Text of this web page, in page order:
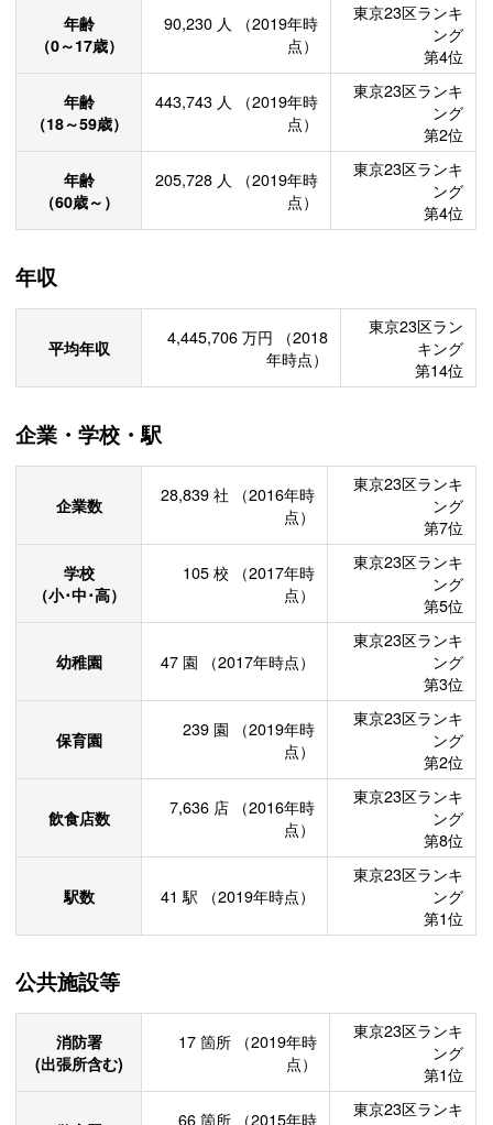
年齢
（0～17歳）
90,230 人
（2019年時
点）
東京23区ランキ
ング
第4位
年齢
（18～59歳）
443,743 人
（2019年時
点）
東京23区ランキ
ング
第2位
年齢
（60歳～）
205,728 人
（2019年時
点）
東京23区ランキ
ング
第4位
年収
平均年収 4,445,706 万円
（2018
年時点）
東京23区ラン
キング
第14位
企業・学校・駅
企業数 28,839 社
（2016年時
点）
東京23区ランキ
ング
第7位
学校
（小･中･高）
105 校
（2017年時
点）
東京23区ランキ
ング
第5位
幼稚園 47 園 （2017年時点）
東京23区ランキ
ング
第3位
保育園 239 園
（2019年時
点）
東京23区ランキ
ング
第2位
飲食店数 7,636 店
（2016年時
点）
東京23区ランキ
ング
第8位
駅数 41 駅 （2019年時点）
東京23区ランキ
ング
第1位
公共施設等
消防署
(出張所含む)
17 箇所
（2019年時
点）
東京23区ランキ
ング
第1位
66 箇所
（2015年時
東京23区ランキ